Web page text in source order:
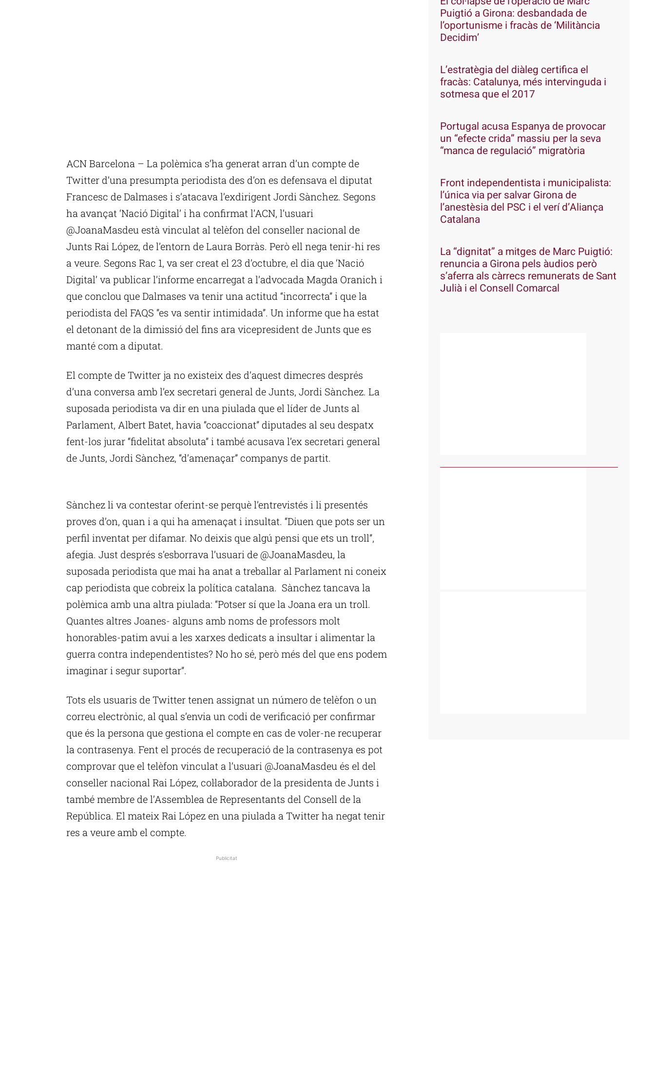
ACN Barcelona – La polèmica s’ha generat arran d’un compte de
Twitter d’una presumpta periodista des d’on es defensava el diputat
Francesc de Dalmases i s’atacava l’exdirigent Jordi Sànchez. Segons
ha avançat ‘Nació Digital’ i ha confirmat l’ACN, l’usuari
@JoanaMasdeu està vinculat al telèfon del conseller nacional de
Junts Rai López, de l’entorn de Laura Borràs. Però ell nega tenir-hi res
a veure. Segons Rac 1, va ser creat el 23 d’octubre, el dia que ‘Nació
Digital’ va publicar l’informe encarregat a l’advocada Magda Oranich i
que conclou que Dalmases va tenir una actitud “incorrecta” i que la
periodista del FAQS “es va sentir intimidada”. Un informe que ha estat
el detonant de la dimissió del fins ara vicepresident de Junts que es
manté com a diputat.
El compte de Twitter ja no existeix des d’aquest dimecres després
d’una conversa amb l’ex secretari general de Junts, Jordi Sànchez. La
suposada periodista va dir en una piulada que el líder de Junts al
Parlament, Albert Batet, havia “coaccionat” diputades al seu despatx
fent-los jurar “fidelitat absoluta” i també acusava l’ex secretari general
de Junts, Jordi Sànchez, “d’amenaçar” companys de partit.
Sànchez li va contestar oferint-se perquè l’entrevistés i li presentés
proves d’on, quan i a qui ha amenaçat i insultat. “Diuen que pots ser un
perfil inventat per difamar. No deixis que algú pensi que ets un troll”,
afegia. Just després s’esborrava l’usuari de @JoanaMasdeu, la
suposada periodista que mai ha anat a treballar al Parlament ni coneix
cap periodista que cobreix la política catalana. Sànchez tancava la
polèmica amb una altra piulada: “Potser sí que la Joana era un troll.
Quantes altres Joanes- alguns amb noms de professors molt
honorables-patim avui a les xarxes dedicats a insultar i alimentar la
guerra contra independentistes? No ho sé, però més del que ens podem
imaginar i segur suportar”.
Tots els usuaris de Twitter tenen assignat un número de telèfon o un
correu electrònic, al qual s’envia un codi de verificació per confirmar
que és la persona que gestiona el compte en cas de voler-ne recuperar
la contrasenya. Fent el procés de recuperació de la contrasenya es pot
comprovar que el telèfon vinculat a l’usuari @JoanaMasdeu és el del
conseller nacional Rai López, col·laborador de la presidenta de Junts i
també membre de l’Assemblea de Representants del Consell de la
República. El mateix Rai López en una piulada a Twitter ha negat tenir
res a veure amb el compte.
Publicitat
Puigtió a Girona: desbandada de
l’oportunisme i fracàs de ‘Militància
Decidim’
L’estratègia del diàleg certifica el
fracàs: Catalunya, més intervinguda i
sotmesa que el 2017
Portugal acusa Espanya de provocar
un “efecte crida” massiu per la seva
“manca de regulació” migratòria
Front independentista i municipalista:
l’única via per salvar Girona de
l’anestèsia del PSC i el verí d’Aliança
Catalana
La “dignitat” a mitges de Marc Puigtió:
renuncia a Girona pels àudios però
s’aferra als càrrecs remunerats de Sant
Julià i el Consell Comarcal